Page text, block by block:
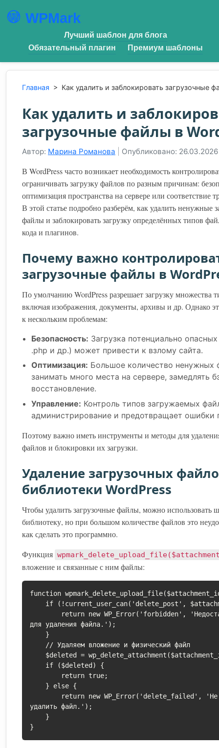
WPMark
Лучший шаблон для блога
Обязательный плагин
Премиум шаблоны
Главная > Как удалить и заблокировать загрузочные
Как удалить и
загрузочные файлы в
Автор: Марина Романова Опубликовано: 26.03.2026
В WordPress часто возникает необходимость
ограничивать загрузку файлов по разным причинам:
оптимизация пространства на сервере или соответствие
В этой статье подробно разберём, как удалить ненужные
файлы и заблокировать загрузку определённых типов
кода и плагинов.
Почему важно
загрузочные файлы в
По умолчанию WordPress разрешает загрузку множества
включая изображения, документы, архивы и др. Однако
к нескольким проблемам:
Безопасность: Загрузка потенциально
.php и др.) может привести к взлому сайта.
Оптимизация: Большое количество ненужных
занимать много места на сервере, замедлять
восстановление.
Управление: Контроль типов загружаемых
администрирование и предотвращает ошибки
Поэтому важно иметь инструменты и методы для
файлов и блокировки их загрузки.
Удаление загрузочных
библиотеки WordPress
Чтобы удалить загрузочные файлы, можно использовать
библиотеку, но при большом количестве файлов это
как сделать это программно.
Функция
вложение и связанные с ним файлы:
function
для удаления файла.');
удалить файл.');
}